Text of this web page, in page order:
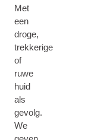
Met
een
droge,
trekkerige
of
ruwe
huid
als
gevolg.
We